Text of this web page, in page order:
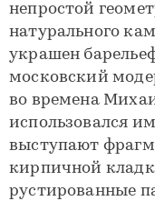
непростой
натурального
украшен
московский
во времена
использовался
выступают
кирпичной
рустированные